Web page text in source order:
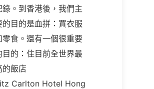
錄。到香港後，我們主
的目的是血拼：買衣服
零食。還有一個很重要
目的：住目前全世界最
的飯店
Carlton Hotel Hong